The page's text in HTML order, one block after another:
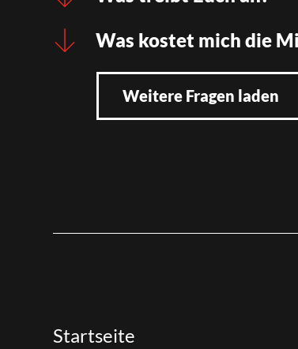
Was kostet mich die
Weitere Fragen laden
Startseite